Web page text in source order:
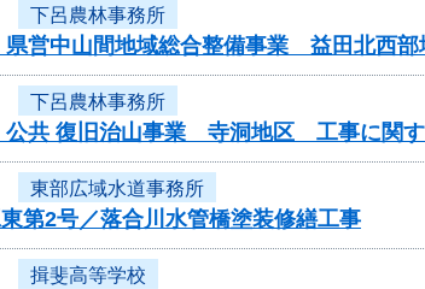
下呂農林事務所
県営中山間地域総合整備事業 益田北西
下呂農林事務所
公共 復旧治山事業 寺洞地区 工事に関
東部広域水道事務所
東第2号／落合川水管橋塗装修繕工事
揖斐高等学校